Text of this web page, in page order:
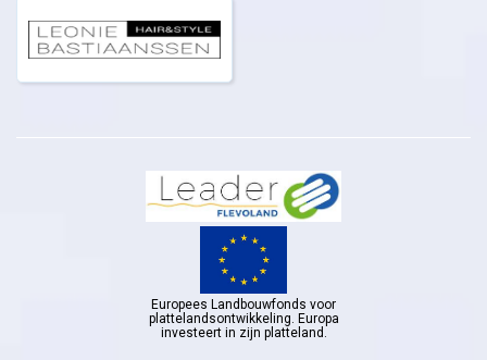
Europees Landbouwfonds voor
plattelandsontwikkeling. Europa
investeert in zijn platteland.